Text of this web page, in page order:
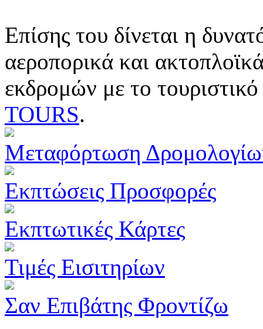
Επίσης του δίνεται η
αεροπορικά και
εκδρομών με το
TOURS.
Μεταφόρτωση
Εκπτώσεις Προσφορές
Εκπτωτικές Κάρτες
Τιμές Εισιτηρίων
Σαν Επιβάτης Φροντίζω